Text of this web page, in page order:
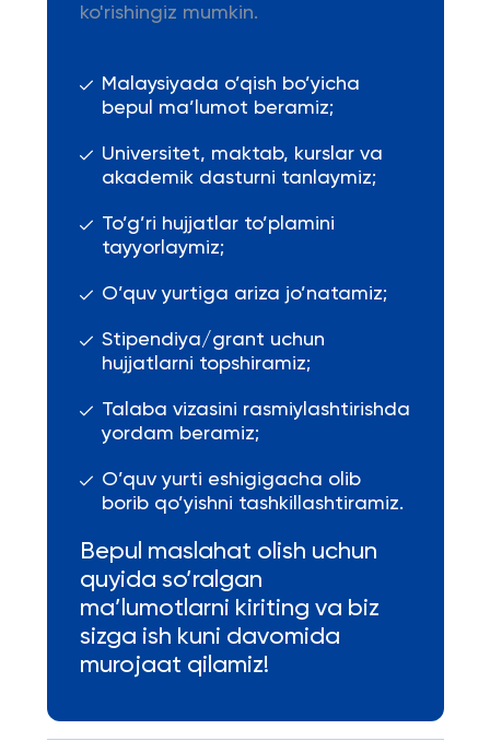
ko'rishingiz mumkin.
Malaysiyada o’qish bo’yicha
bepul ma’lumot beramiz;
Universitet, maktab, kurslar va
akademik dasturni tanlaymiz;
To’g’ri hujjatlar to’plamini
tayyorlaymiz;
O’quv yurtiga ariza jo’natamiz;
Stipendiya/grant uchun
hujjatlarni topshiramiz;
Talaba vizasini rasmiylashtirishda
yordam beramiz;
O’quv yurti eshigigacha olib
borib qo’yishni tashkillashtiramiz.
Bepul maslahat olish uchun
quyida so’ralgan
ma’lumotlarni kiriting va biz
sizga ish kuni davomida
murojaat qilamiz!